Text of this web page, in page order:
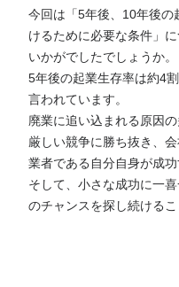
今回は「5年後、10年後の
けるために必要な条件」
いかがでしたでしょうか。
5年後の起業生存率は約4
言われています。
廃業に追い込まれる原因
厳しい競争に勝ち抜き、
業者である自分自身が成功
そして、小さな成功に一
のチャンスを探し続けるこ